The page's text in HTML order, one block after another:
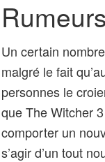
Un certain
malgré le fait
personnes le
que The Witcher
comporter un
s’agir d’un tout